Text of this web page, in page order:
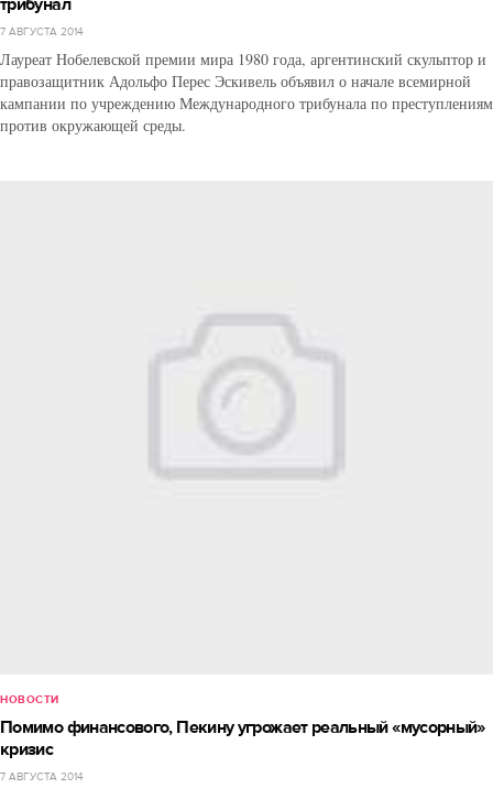
трибунал
7 АВГУСТА 2014
Лауреат Нобелевской премии мира 1980 года, аргентинский скульптор и
правозащитник Адольфо Перес Эскивель объявил о начале всемирной
кампании по учреждению Международного трибунала по преступлениям
против окружающей среды.
НОВОСТИ
Помимо финансового, Пекину угрожает реальный «мусорный»
кризис
7 АВГУСТА 2014